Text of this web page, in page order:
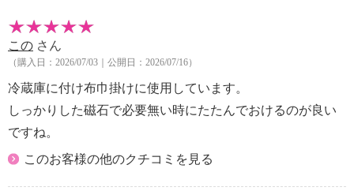
この さん
（購入日：2026/07/03｜公開日：2026/07/16）
冷蔵庫に付け布巾掛けに使用しています。
しっかりした磁石で必要無い時にたたんでおけるのが良い
ですね。
このお客様の他のクチコミを見る